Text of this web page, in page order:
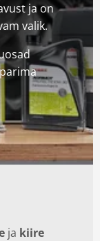
ja on
valik.
ja kiire